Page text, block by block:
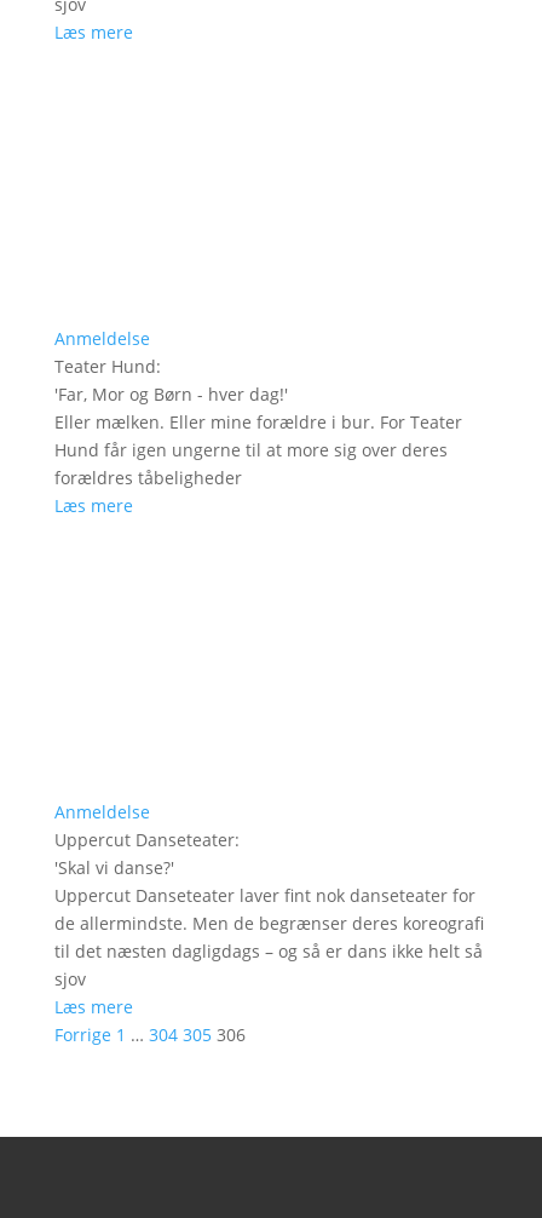
Læs mere
Anmeldelse
Teater Hund:
'Far, Mor og Børn - hver dag!'
Eller mælken. Eller mine forældre i bur. For Teater
Hund får igen ungerne til at more sig over deres
forældres tåbeligheder
Læs mere
Anmeldelse
Uppercut Danseteater:
'Skal vi danse?'
Uppercut Danseteater laver fint nok danseteater for
de allermindste. Men de begrænser deres koreografi
til det næsten dagligdags – og så er dans ikke helt så
sjov
Læs mere
Forrige 1 … 304 305 306